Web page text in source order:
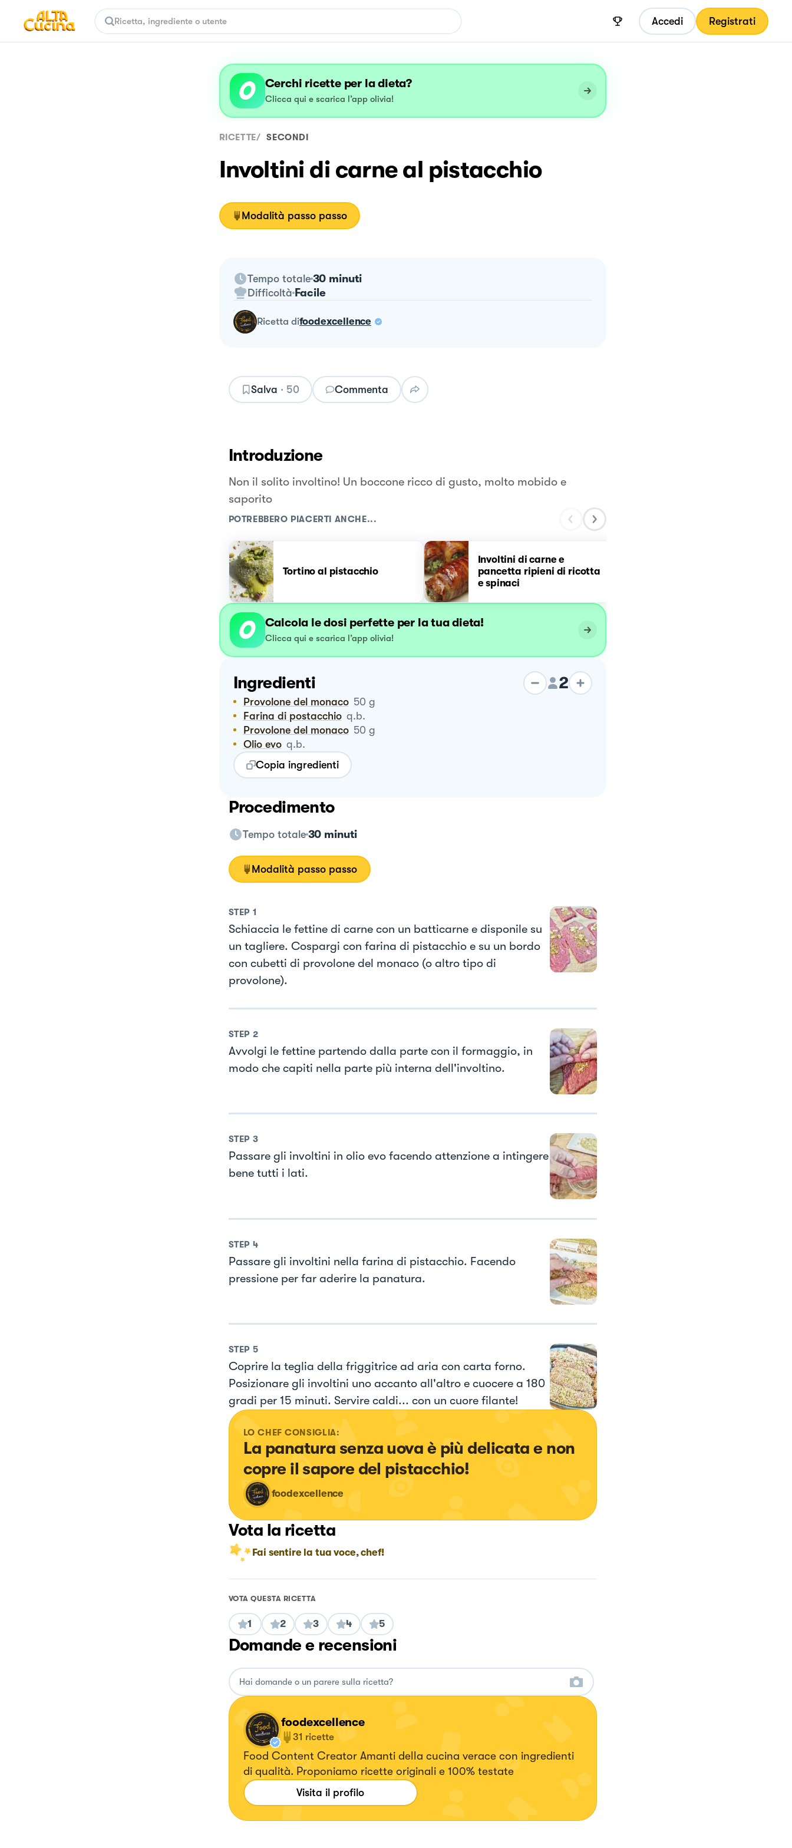
Accedi Registrati
Cerchi ricette per la dieta?
Clicca qui e scarica l’app olivia!
RICETTE/ SECONDI
Involtini di carne al pistacchio
Modalità passo passo
Tempo totale 30 minuti
Difficoltà Facile
ricetta difoodexcellence
Salva · 50 Commenta
Introduzione
Non il solito involtino! Un boccone ricco di gusto, molto mobido e
saporito
POTREBBERO PIACERTI ANCHE...
Tortino al pistacchio
Involtini di carne e
pancetta ripieni di ricotta
e spinaci
Calcola le dosi perfette per la tua dieta!
Clicca qui e scarica l’app olivia!
Ingredienti 2
Provolone del monaco 50 g
Farina di postacchio q.b.
Provolone del monaco 50 g
Olio evo q.b.
Copia ingredienti
Procedimento
Tempo totale 30 minuti
Modalità passo passo
STEP 1
Schiaccia le fettine di carne con un batticarne e disponile su
un tagliere. Cospargi con farina di pistacchio e su un bordo
con cubetti di provolone del monaco (o altro tipo di
provolone).
STEP 2
Avvolgi le fettine partendo dalla parte con il formaggio, in
modo che capiti nella parte più interna dell'involtino.
STEP 3
Passare gli involtini in olio evo facendo attenzione a intingere
bene tutti i lati.
STEP 4
Passare gli involtini nella farina di pistacchio. Facendo
pressione per far aderire la panatura.
STEP 5
Coprire la teglia della friggitrice ad aria con carta forno.
Posizionare gli involtini uno accanto all'altro e cuocere a 180
gradi per 15 minuti. Servire caldi... con un cuore filante!
LO CHEF CONSIGLIA:
La panatura senza uova è più delicata e non
copre il sapore del pistacchio!
foodexcellence
Vota la ricetta
Fai sentire la tua voce, chef!
VOTA QUESTA RICETTA
1 2 3 4 5
Domande e recensioni
foodexcellence
31 ricette
Food Content Creator Amanti della cucina verace con ingredienti
di qualità. Proponiamo ricette originali e 100% testate
Visita il profilo